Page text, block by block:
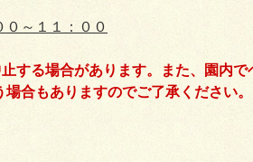
０～１１：００
する場合があります。また、園内で
合もありますのでご了承ください。